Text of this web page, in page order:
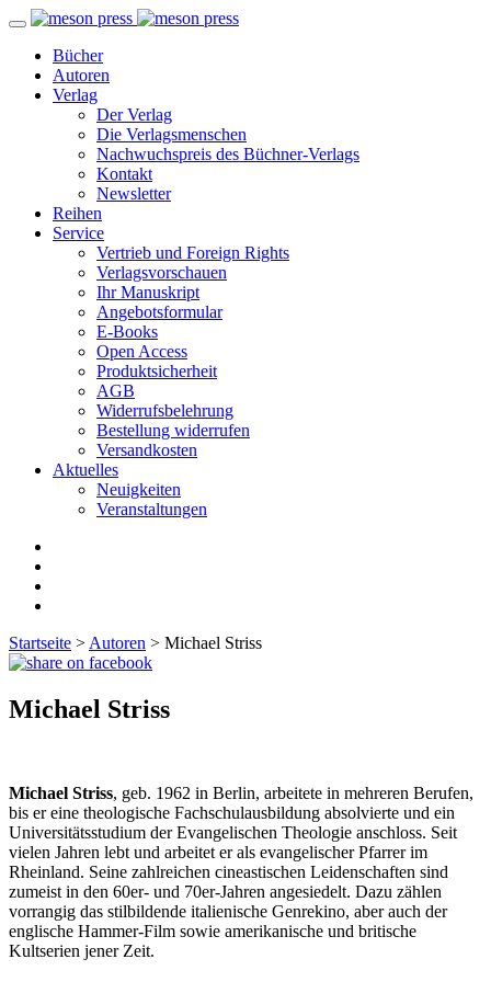
Bücher
Autoren
Verlag
Der Verlag
Die Verlagsmenschen
Nachwuchspreis des Büchner-Verlags
Kontakt
Newsletter
Reihen
Service
Vertrieb und Foreign Rights
Verlagsvorschauen
Ihr Manuskript
Angebotsformular
E-Books
Open Access
Produktsicherheit
AGB
Widerrufsbelehrung
Bestellung widerrufen
Versandkosten
Aktuelles
Neuigkeiten
Veranstaltungen
Startseite > Autoren > Michael Striss
Michael Striss
Michael Striss, geb. 1962 in Berlin, arbeitete in mehreren Berufen,
bis er eine theologische Fachschulausbildung absolvierte und ein
Universitätsstudium der Evangelischen Theologie anschloss. Seit
vielen Jahren lebt und arbeitet er als evangelischer Pfarrer im
Rheinland. Seine zahlreichen cineastischen Leidenschaften sind
zumeist in den 60er- und 70er-Jahren angesiedelt. Dazu zählen
vorrangig das stilbildende italienische Genrekino, aber auch der
englische Hammer-Film sowie amerikanische und britische
Kultserien jener Zeit.